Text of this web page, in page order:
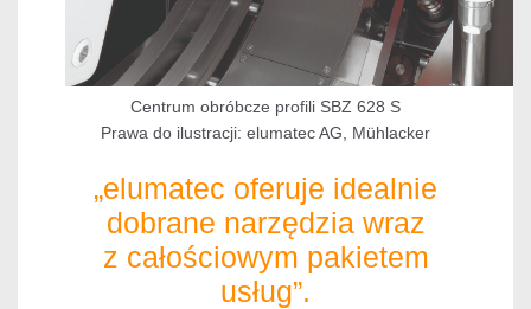
Centrum obróbcze profili SBZ 628 S
Prawa do ilustracji: elumatec AG, Mühlacker
„elumatec oferuje idealnie
dobrane narzędzia wraz
z całościowym pakietem
usług”.